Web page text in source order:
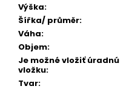
Výška:
Šířka/ průměr:
Váha:
Objem:
Je možné vložiť úradnú
vložku:
Tvar:
STROM
ŽIVOTA
MEDAILÓNIK
POPOLOM
€199